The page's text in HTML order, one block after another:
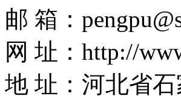
邮 箱：
网 址：http://
地 址：河北省